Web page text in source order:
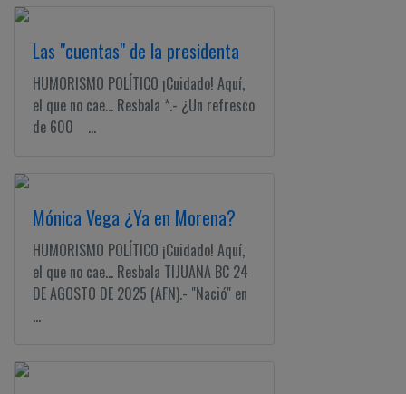
Las "cuentas" de la presidenta
HUMORISMO POLÍTICO ¡Cuidado! Aquí,
el que no cae... Resbala *.- ¿Un refresco
de 600 ...
Mónica Vega ¿Ya en Morena?
HUMORISMO POLÍTICO ¡Cuidado! Aquí,
el que no cae... Resbala TIJUANA BC 24
DE AGOSTO DE 2025 (AFN).- "Nació" en
...